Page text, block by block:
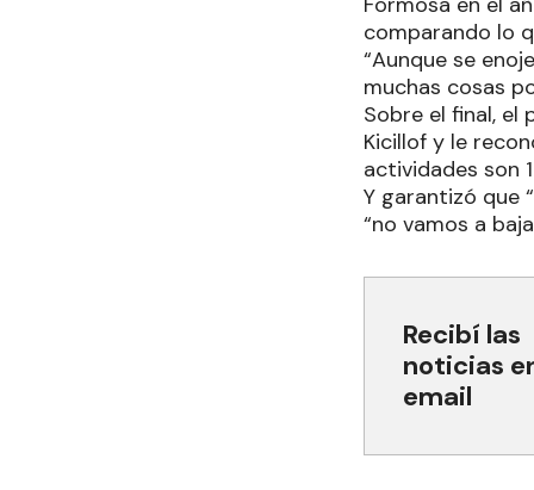
comparando lo
“Aunque se
muchas cosas
Sobre el final,
Kicillof y le
actividades son
Y garantizó que
“no vamos a
Recibí las
noticias
email